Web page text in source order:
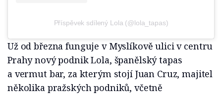
Příspěvek sdílený Lola (@lola_tapas)
Už od března funguje v Myslíkově ulici v centru
Prahy nový podnik Lola, španělský tapas
a vermut bar, za kterým stojí Juan Cruz, majitel
několika pražských podniků, včetně